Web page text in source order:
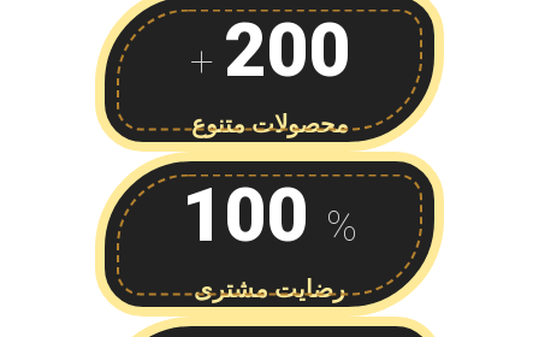
+ 200
محصولات متنوع
100 %
رضایت مشتری